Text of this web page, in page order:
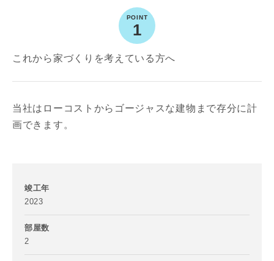
1
これから家づくりを考えている方へ
当社はローコストからゴージャスな建物まで存分に計
画できます。
竣工年
2023
部屋数
2